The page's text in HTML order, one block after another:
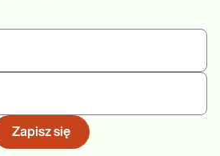
Zapisz się